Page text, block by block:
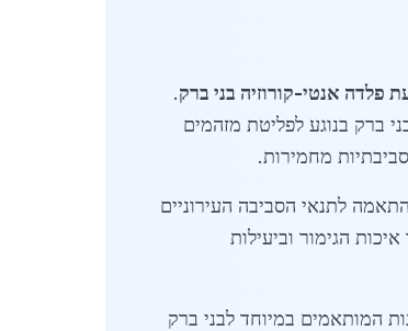
פלדה אנטי-קורוזיה בני ברק.
ברק בנוגע לפליטת מזהמים
לתנאי הסביבה העירוניים
הגימור וביעילות
המותאמים במיוחד לבני ברק